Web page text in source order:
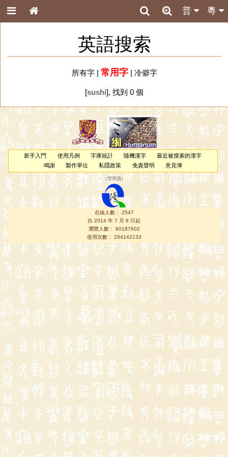
粵
普
英語搜索
所有字| 常用字| 冷僻字
[sushi], 找到 0 個
新手入門 使用凡例 字庫統計 隨機漢字
最近被搜索的漢字
鳴謝
製作單位 私隱政策 免責聲明 意見簿
（管理員 ）
在線人數： 2547
自 2014 年 7 月 8 日起
瀏覽人數： 80187602
使用次數： 294142133